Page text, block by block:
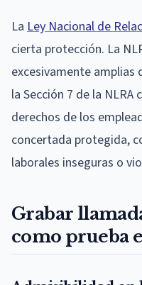
La Ley Nacional de
cierta protección. La
excesivamente amplias
la Sección 7 de la
derechos de los
concertada protegida,
laborales inseguras o
Grabar
como prueba